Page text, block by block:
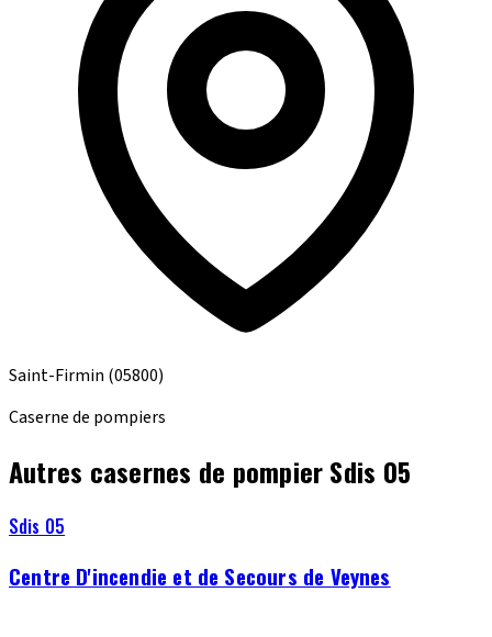
Saint-Firmin (05800)
Caserne de pompiers
Autres casernes de pompier Sdis 05
Sdis 05
Centre D'incendie et de Secours de Veynes